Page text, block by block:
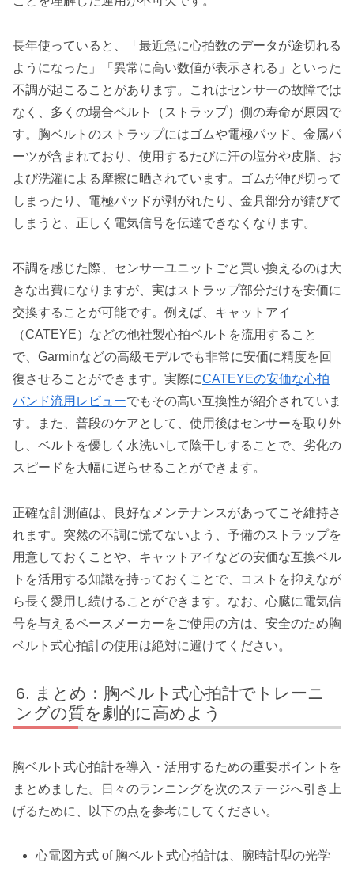
長年使っていると、「最近急に心拍数のデータが途切れる
ようになった」「異常に高い数値が表示される」といった
不調が起こることがあります。これはセンサーの故障では
なく、多くの場合ベルト（ストラップ）側の寿命が原因で
す。胸ベルトのストラップにはゴムや電極パッド、金属パ
ーツが含まれており、使用するたびに汗の塩分や皮脂、お
よび洗濯による摩擦に晒されています。ゴムが伸び切って
しまったり、電極パッドが剥がれたり、金具部分が錆びて
しまうと、正しく電気信号を伝達できなくなります。
不調を感じた際、センサーユニットごと買い換えるのは大
きな出費になりますが、実はストラップ部分だけを安価に
交換することが可能です。例えば、キャットアイ
（CATEYE）などの他社製心拍ベルトを流用すること
で、Garminなどの高級モデルでも非常に安価に精度を回
復させることができます。実際にCATEYEの安価な心拍
バンド流用レビューでもその高い互換性が紹介されていま
す。また、普段のケアとして、使用後はセンサーを取り外
し、ベルトを優しく水洗いして陰干しすることで、劣化の
スピードを大幅に遅らせることができます。
正確な計測値は、良好なメンテナンスがあってこそ維持さ
れます。突然の不調に慌てないよう、予備のストラップを
用意しておくことや、キャットアイなどの安価な互換ベル
トを活用する知識を持っておくことで、コストを抑えなが
ら長く愛用し続けることができます。なお、心臓に電気信
号を与えるペースメーカーをご使用の方は、安全のため胸
ベルト式心拍計の使用は絶対に避けてください。
まとめ：胸ベルト式心拍計でトレーニ
ングの質を劇的に高めよう
胸ベルト式心拍計を導入・活用するための重要ポイントを
まとめました。日々のランニングを次のステージへ引き上
げるために、以下の点を参考にしてください。
心電図方式 of 胸ベルト式心拍計は、腕時計型の光学